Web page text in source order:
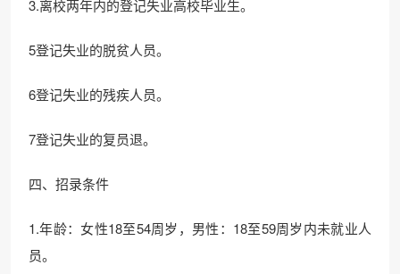
3.离校两年内的登记失业高校毕业生。
5登记失业的脱贫人员。
6登记失业的残疾人员。
7登记失业的复员退。
四、招录条件
1.年龄：女性18至54周岁，男性：18至59周岁内未就业人
员。